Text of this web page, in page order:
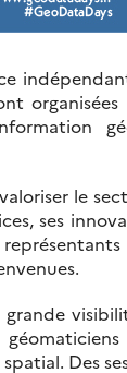
organisées
le
ses
Des